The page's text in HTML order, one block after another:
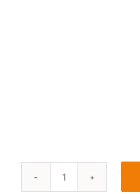
quantitat